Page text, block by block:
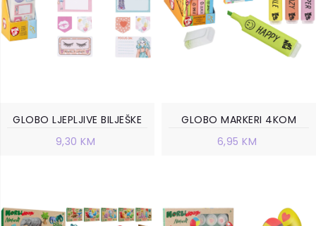
GLOBO LJEPLJIVE BILJEŠKE
9,30 KM
GLOBO MARKERI 4KOM
6,95 KM